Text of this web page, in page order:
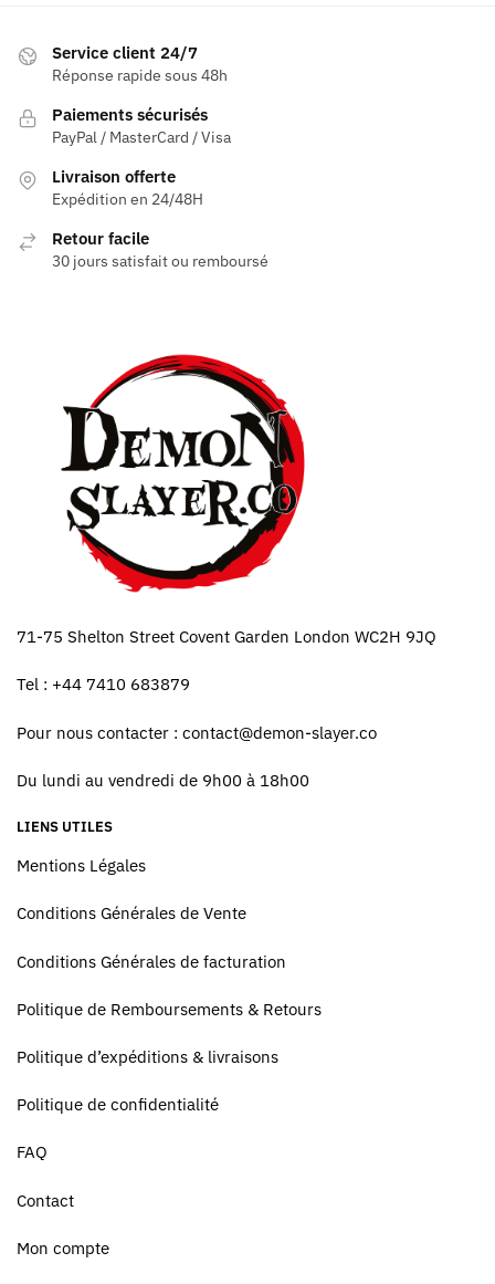
sur
la
du
produit
Service client 24/7
Réponse rapide sous 48h
Paiements sécurisés
PayPal / MasterCard / Visa
Livraison offerte
Expédition en 24/48H
Retour facile
30 jours satisfait ou remboursé
71-75 Shelton Street Covent Garden London WC2H 9JQ
Tel : +44 7410 683879
Pour nous contacter : contact@demon-slayer.co
Du lundi au vendredi de 9h00 à 18h00
LIENS UTILES
Mentions Légales
Conditions Générales de Vente
Conditions Générales de facturation
Politique de Remboursements & Retours
Politique d’expéditions & livraisons
Politique de confidentialité
FAQ
Contact
Mon compte